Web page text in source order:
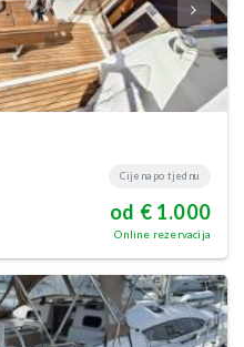
Cijena po tjednu
od € 1.000
Online rezervacija